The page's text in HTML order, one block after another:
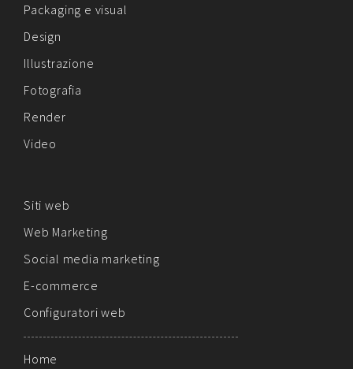
Packaging e visual
Design
Illustrazione
Fotografia
Render
Video
Siti web
Web Marketing
Social media marketing
E-commerce
Configuratori web
Home